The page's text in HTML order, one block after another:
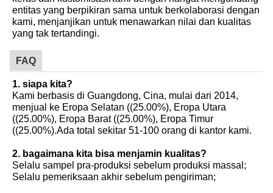
entitas yang berpikiran sama untuk berkolaborasi dengan
kami, menjanjikan untuk menawarkan nilai dan kualitas
yang tak tertandingi.
FAQ
1. siapa kita?
Kami berbasis di Guangdong, Cina, mulai dari 2014,
menjual ke Eropa Selatan ((25.00%), Eropa Utara
((25.00%), Eropa Barat ((25.00%), Eropa Timur
((25.00%).Ada total sekitar 51-100 orang di kantor kami.
2. bagaimana kita bisa menjamin kualitas?
Selalu sampel pra-produksi sebelum produksi massal;
Selalu pemeriksaan akhir sebelum pengiriman;